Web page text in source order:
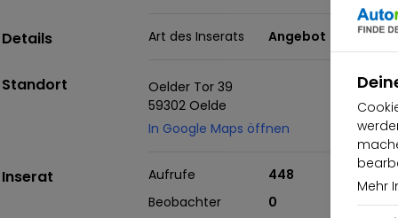
Mehr
Details Art des Inserats Angebot
Standort
Oelder Tor 39
59302 Oelde
In Google Maps öffnen
Inserat Aufrufe
448
Beobachter
0